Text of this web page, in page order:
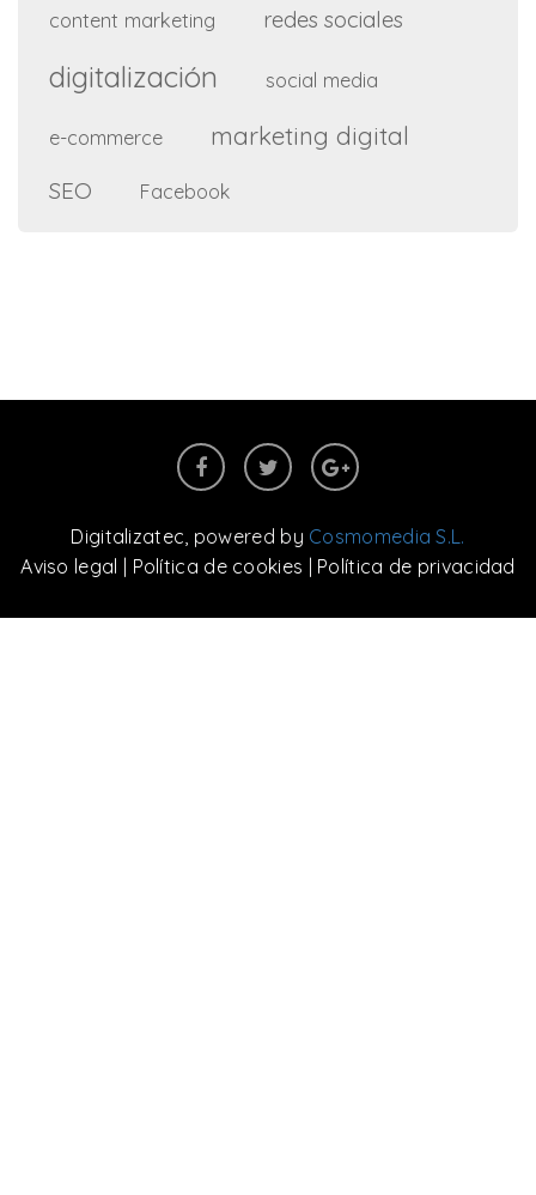
content marketing redes sociales
digitalización social media
e-commerce marketing digital
SEO Facebook
Digitalizatec, powered by Cosmomedia S.L.
Aviso legal
Política de cookies Política de privacidad